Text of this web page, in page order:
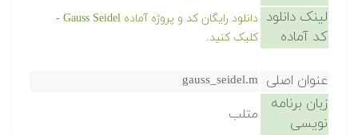
لینک دانلود
کد آماده
دانلود رایگان کد و پروژه آماده Gauss Seidel -
کلیک کنید.
عنوان اصلی gauss_seidel.m
زبان برنامه
نویسی
متلب